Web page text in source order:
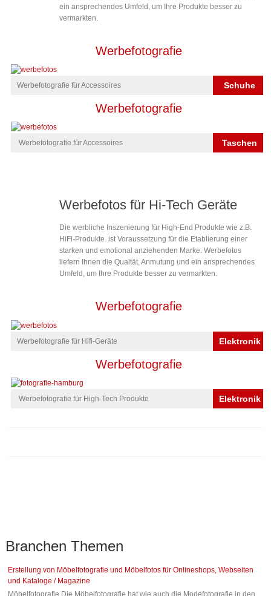
ein ansprechendes Umfeld, um Ihre Produkte besser zu
vermarkten.
Werbefotografie
Schuhe
Werbefotografie für Accessoires
Werbefotografie
Taschen
Werbefotografie für Accessoires
Werbefotos für Hi-Tech Geräte
Die werbliche Inszenierung für High-End Produkte wie z.B.
HiFi-Produkte. ist Voraussetzung für die Etablierung einer
starken und emotional anziehenden Marke. Werbefotos
liefern Ihnen die Qualtät, Anmutung und ein ansprechendes
Umfeld, um Ihre Produkte besser zu vermarkten.
Werbefotografie
Elektronik
Werbefotografie für Hifi-Geräte
Werbefotografie
Elektronik
Werbefotografie für High-Tech Produkte
Branchen Themen
Erstellung von Möbelfotografie und Möbelfotos für Onlineshops, Webseiten
und Kataloge / Magazine
Möbelfotografie Die Möbelfotografie hat wie auch die Modefotografie in den